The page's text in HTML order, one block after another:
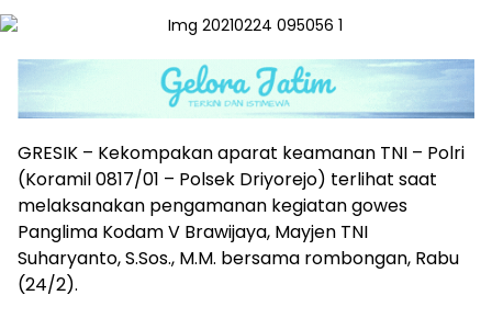
GRESIK – Kekompakan aparat keamanan TNI – Polri
(Koramil 0817/01 – Polsek Driyorejo) terlihat saat
melaksanakan pengamanan kegiatan gowes
Panglima Kodam V Brawijaya, Mayjen TNI
Suharyanto, S.Sos., M.M. bersama rombongan, Rabu
(24/2).